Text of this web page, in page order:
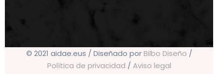
© 2021 aidae.eus / Diseñado porBilbo Diseño /
Política de privacidad / Aviso legal